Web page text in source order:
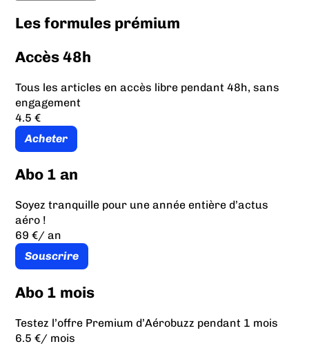
Les formules prémium
Accès 48h
Tous les articles en accès libre pendant 48h, sans
engagement
4.5 €
Acheter
Abo 1 an
Soyez tranquille pour une année entière d’actus
aéro !
69 €/ an
Souscrire
Abo 1 mois
Testez l’offre Premium d’Aérobuzz pendant 1 mois
6.5 €/ mois